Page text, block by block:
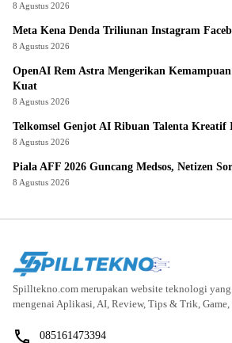
8 Agustus 2026
Meta Kena Denda Triliunan Instagram
8 Agustus 2026
OpenAI Rem Astra Mengerikan
Kuat
8 Agustus 2026
Telkomsel Genjot AI Ribuan Talenta Kreatif
8 Agustus 2026
Piala AFF 2026 Guncang Medsos, Netizen
8 Agustus 2026
Spilltekno.com merupakan website teknologi
mengenai Aplikasi, AI, Review, Tips & Trik, Game,
085161473394